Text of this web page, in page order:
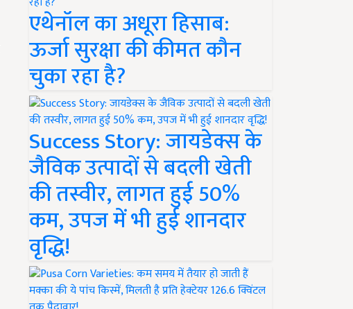
एथेनॉल का अधूरा हिसाब:
ऊर्जा सुरक्षा की कीमत कौन
चुका रहा है?
Success Story: जायडेक्स के
जैविक उत्पादों से बदली खेती
की तस्वीर, लागत हुई 50%
कम, उपज में भी हुई शानदार
वृद्धि!